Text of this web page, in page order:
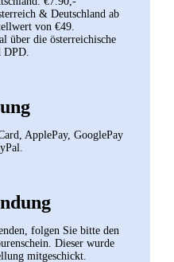
& Deutschland ab
von €49.
über die österreichische
DPD.
ApplePay, GooglePay
folgen Sie bitte den
Dieser wurde
mitgeschickt.